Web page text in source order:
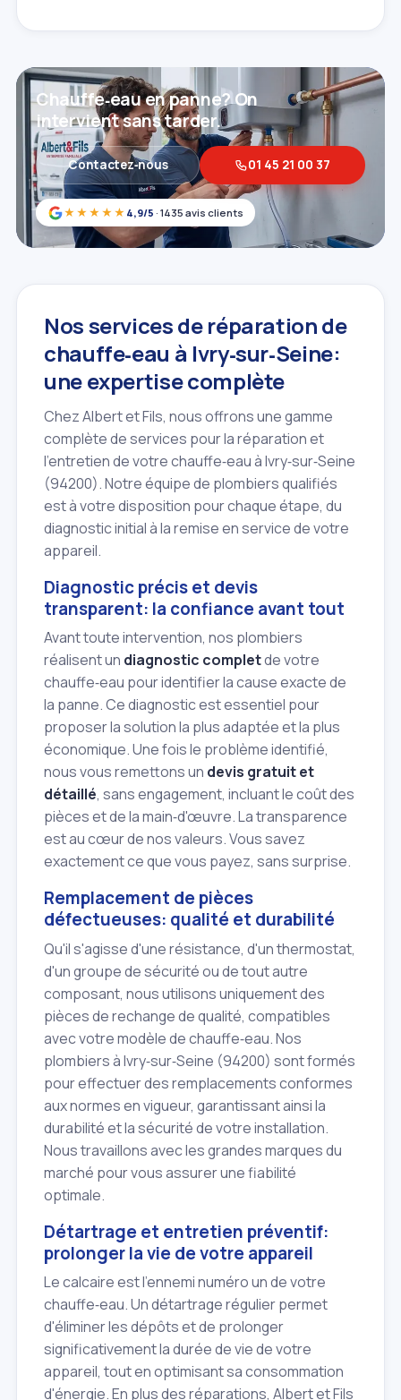
★★★★★ 4,9/5 · 1435 avis clients
Chauffe‑eau en panne? On
intervient sans tarder.
Contactez‑nous 01 45 21 00 37
Nos services de réparation de
chauffe‑eau à Ivry‑sur‑Seine:
une expertise complète
Chez Albert et Fils, nous offrons une gamme
complète de services pour la réparation et
l'entretien de votre chauffe‑eau à Ivry‑sur‑Seine
(94200). Notre équipe de plombiers qualifiés
est à votre disposition pour chaque étape, du
diagnostic initial à la remise en service de votre
appareil.
Diagnostic précis et devis
transparent: la confiance avant tout
Avant toute intervention, nos plombiers
réalisent un diagnostic completde votre
chauffe‑eau pour identifier la cause exacte de
la panne. Ce diagnostic est essentiel pour
proposer la solution la plus adaptée et la plus
économique. Une fois le problème identifié,
nous vous remettons un devis gratuit et
détaillé, sans engagement, incluant le coût des
pièces et de la main‑d'œuvre. La transparence
est au cœur de nos valeurs. Vous savez
exactement ce que vous payez, sans surprise.
Remplacement de pièces
défectueuses: qualité et durabilité
Qu'il s'agisse d'une résistance, d'un thermostat,
d'un groupe de sécurité ou de tout autre
composant, nous utilisons uniquement des
pièces de rechange de qualité, compatibles
avec votre modèle de chauffe‑eau. Nos
plombiers à Ivry‑sur‑Seine (94200) sont formés
pour effectuer des remplacements conformes
aux normes en vigueur, garantissant ainsi la
durabilité et la sécurité de votre installation.
Nous travaillons avec les grandes marques du
marché pour vous assurer une fiabilité
optimale.
Détartrage et entretien préventif:
prolonger la vie de votre appareil
Le calcaire est l'ennemi numéro un de votre
chauffe‑eau. Un détartrage régulier permet
d'éliminer les dépôts et de prolonger
significativement la durée de vie de votre
appareil, tout en optimisant sa consommation
d'énergie. En plus des réparations, Albert et Fils